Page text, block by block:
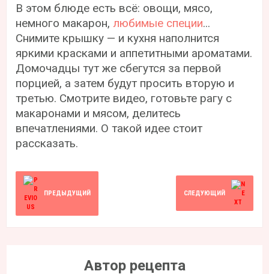
В этом блюде есть всё: овощи, мясо,
немного макарон,любимые специи...
Снимите крышку — и кухня наполнится
яркими красками и аппетитными ароматами.
Домочадцы тут же сбегутся за первой
порцией, а затем будут просить вторую и
третью. Смотрите видео, готовьте рагу с
макаронами и мясом, делитесь
впечатлениями. О такой идее стоит
рассказать.
ПРЕДЫДУЩИЙ СЛЕДУЮЩИЙ
Автор рецепта